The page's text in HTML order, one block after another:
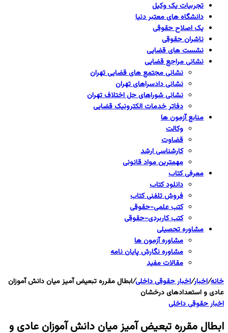
تجربیات یک وکیل
دانشگاه های معتبر دنیا
یک اصلاح حقوقی
ناشران حقوقی
نشست های قضایی
نشانی مراجع قضایی
نشانی مجتمع های قضایی تهران
نشانی دادسراهای تهران
نشانی شوراهای حل اختلاف تهران
دفاتر خدمات الکترونیک قضایی
منابع آزمون ها
وکالت
قضاوت
کارشناسی ارشد
مهمترین مواد قانونی
معرفی کتاب
دانلود کتاب
فروش تلفنی کتاب
کتب علمی-حقوقی
کتب کاربردی-حقوقی
مشاوره تحصیلی
مشاوره آزمون ها
مشاوره نگارش پایان نامه
مقالات مفید
خانه/اخبار/اخبار حقوقی داخلی/ابطال مقرره تبعیض آمیز میان دانش آموزان
عادی و استعدادهای درخشان
اخبار حقوقی داخلی
ابطال مقرره تبعیض آمیز میان دانش آموزان عادی و